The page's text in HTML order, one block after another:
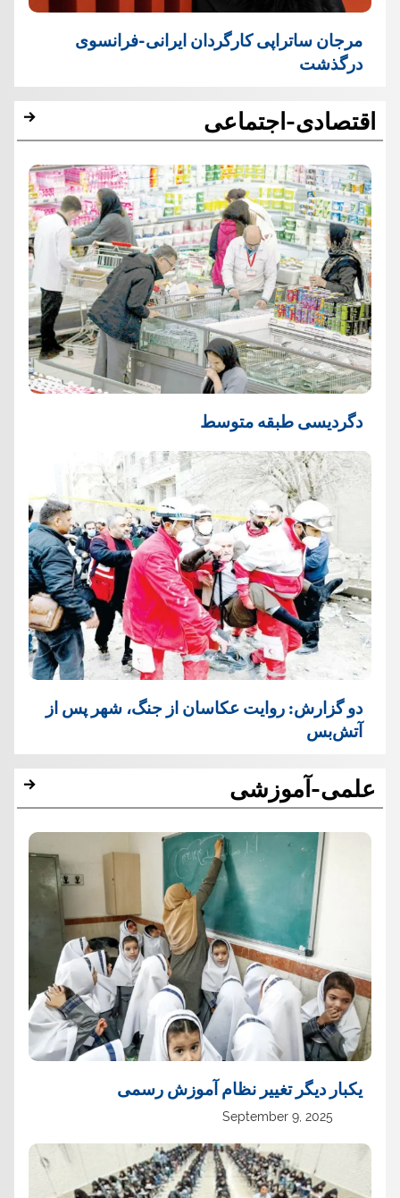
مرجان ساتراپی کارگردان ایرانی-فرانسوی
درگذشت
اقتصادی-اجتماعی
دگردیسی طبقه متوسط
دو گزارش: روایت عکاسان از جنگ، شهر پس از
آتش‌بس
علمی-آموزشی
یک‏بار دیگر تغییر نظام آموزش رسمی
September 9, 2025